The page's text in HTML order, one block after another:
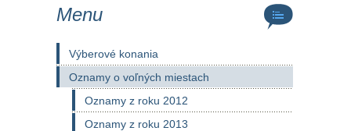
Menu
Výberové konania
Oznamy o voľných miestach
Oznamy z roku 2012
Oznamy z roku 2013